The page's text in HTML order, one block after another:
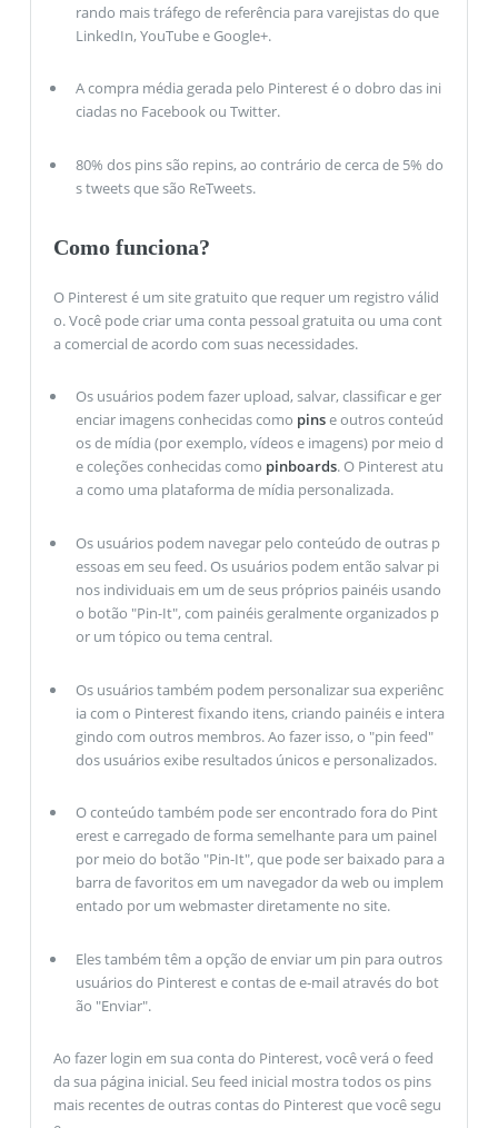
rando mais tráfego de referência para varejistas do que
LinkedIn, YouTube e Google+.
A compra média gerada pelo Pinterest é o dobro das ini
ciadas no Facebook ou Twitter.
80% dos pins são repins, ao contrário de cerca de 5% do
s tweets que são ReTweets.
Como funciona?
O Pinterest é um site gratuito que requer um registro válid
o. Você pode criar uma conta pessoal gratuita ou uma cont
a comercial de acordo com suas necessidades.
Os usuários podem fazer upload, salvar, classificar e ger
enciar imagens conhecidas como pinse outros conteúd
os de mídia (por exemplo, vídeos e imagens) por meio d
e coleções conhecidas como pinboards. O Pinterest atu
a como uma plataforma de mídia personalizada.
Os usuários podem navegar pelo conteúdo de outras p
essoas em seu feed. Os usuários podem então salvar pi
nos individuais em um de seus próprios painéis usando
o botão "Pin-It", com painéis geralmente organizados p
or um tópico ou tema central.
Os usuários também podem personalizar sua experiênc
ia com o Pinterest fixando itens, criando painéis e intera
gindo com outros membros. Ao fazer isso, o "pin feed"
dos usuários exibe resultados únicos e personalizados.
O conteúdo também pode ser encontrado fora do Pint
erest e carregado de forma semelhante para um painel
por meio do botão "Pin-It", que pode ser baixado para a
barra de favoritos em um navegador da web ou implem
entado por um webmaster diretamente no site.
Eles também têm a opção de enviar um pin para outros
usuários do Pinterest e contas de e-mail através do bot
ão "Enviar".
Ao fazer login em sua conta do Pinterest, você verá o feed
da sua página inicial. Seu feed inicial mostra todos os pins
mais recentes de outras contas do Pinterest que você segu